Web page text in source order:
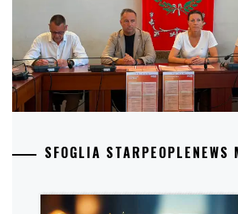
SFOGLIA STARPEOPLENEWS